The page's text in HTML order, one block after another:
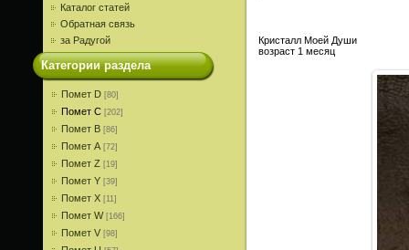
Каталог статей
Обратная связь
за Радугой
Категории раздела
Помет D [80]
Помет С [202]
Помет В [86]
Помет A [72]
Помет Z [19]
Помет Y [39]
Помет X [11]
Помет W [166]
Помет V [98]
Кристалл Моей Души
возраст 1 месяц